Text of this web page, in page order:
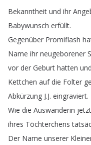
Bekanntheit und ihr
Babywunsch erfüllt.
Gegenüber Promiflash
Name ihr neugeborener
vor der Geburt hatten und
Kettchen auf die Folter
Abkürzung J.J. eingraviert.
Wie die Auswanderin jetzt
ihres Töchterchens
Der Name unserer